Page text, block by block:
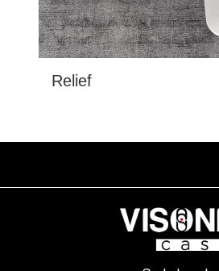
Relief